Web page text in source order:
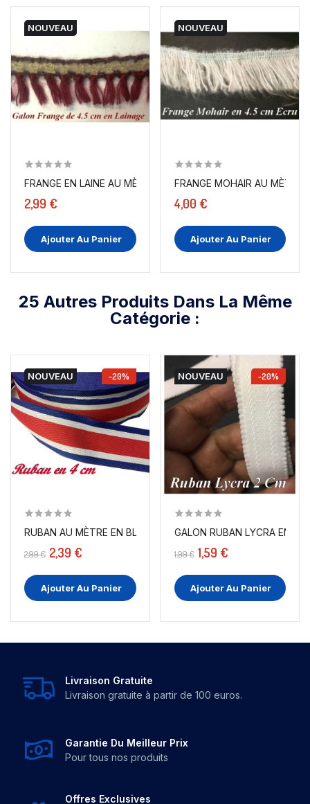
NOUVEAU
FRANGE EN LAINE AU MÈTRE EN 4,5 CM A COUDRE.
2,99 €
Ajouter Au Panier
NOUVEAU
FRANGE MOHAIR AU MÈTRE
4,00 €
Ajouter Au Panier
25 Autres Produits Dans La Même
Catégorie :
NOUVEAU -20%
RUBAN AU MÈTRE EN BLEU BLANC ROUGE EN 4 CM DE...
2,99 € 2,39 €
Ajouter Au Panier
NOUVEAU -20%
GALON RUBAN LYCRA EN 2
1,99 € 1,59 €
Ajouter Au Panier
Livraison Gratuite
Livraison gratuite à partir de 100 euros.
Garantie Du Meilleur Prix
Pour tous nos produits
Offres Exclusives